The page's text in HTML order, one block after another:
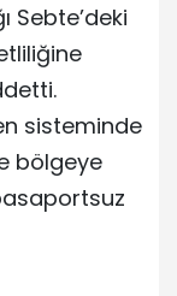
Sebte’deki
sisteminde
bölgeye